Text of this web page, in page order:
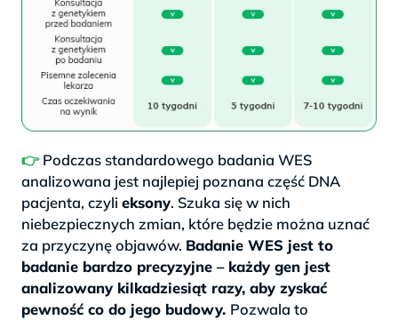
👉Podczas standardowego badania WES
analizowana jest najlepiej poznana część DNA
pacjenta, czyli eksony. Szuka się w nich
niebezpiecznych zmian, które będzie można uznać
za przyczynę objawów. Badanie WES jest to
badanie bardzo precyzyjne – każdy gen jest
analizowany kilkadziesiąt razy, aby zyskać
pewność co do jego budowy. Pozwala to